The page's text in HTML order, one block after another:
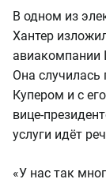
В одном из
Хантер
Она
Купером и с
вице-
услуги идёт
«У нас так